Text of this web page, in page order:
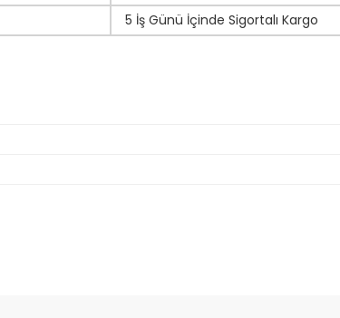
5 İş Günü İçinde Sigortalı Kargo